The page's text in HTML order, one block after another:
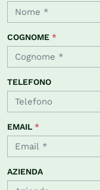
COGNOME *
TELEFONO
EMAIL *
AZIENDA